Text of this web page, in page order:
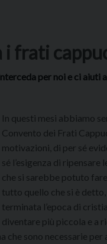
i frati
per noi e ci aiuti
In questi mesi abbiamo
Convento dei Frati
motivazioni, di per sé
sé l’esigenza di
che si sarebbe potuto
tutto quello che si è detto,
terminata l’epoca di
diventare più piccola e a
sono necessarie